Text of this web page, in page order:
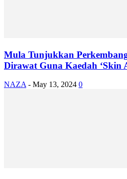
Mula Tunjukkan
Dirawat Guna Kaedah ‘Skin
NAZA - May 13, 2024 0